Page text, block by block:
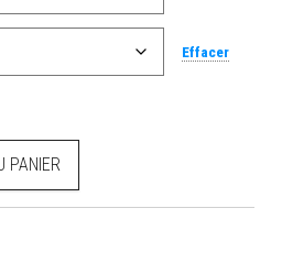
Effacer
PANIER